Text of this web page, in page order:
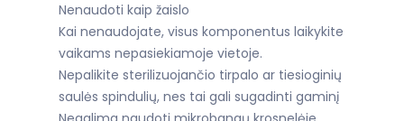
Nenaudoti kaip žaislo
Kai nenaudojate, visus komponentus laikykite
vaikams nepasiekiamoje vietoje.
Nepalikite sterilizuojančio tirpalo ar tiesioginių
saulės spindulių, nes tai gali sugadinti gaminį